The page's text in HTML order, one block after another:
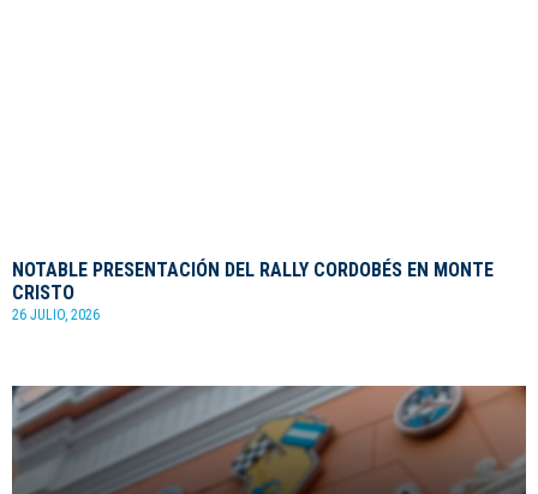
NOTABLE PRESENTACIÓN DEL RALLY CORDOBÉS EN MONTE
CRISTO
26 JULIO, 2026